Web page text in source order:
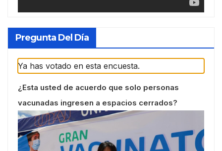
Pregunta Del Día
Ya has votado en esta encuesta.
¿Esta usted de acuerdo que solo personas
vacunadas ingresen a espacios cerrados?